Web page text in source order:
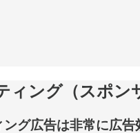
ィング（スポン
グ広告は非常に広